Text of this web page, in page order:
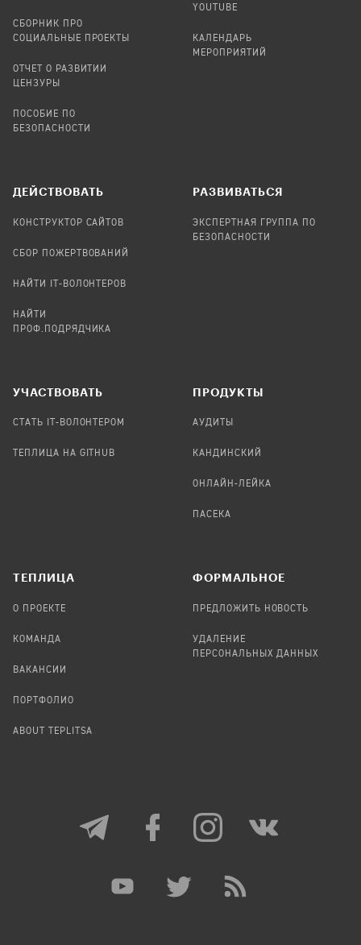
СБОРНИК ПРО
СОЦИАЛЬНЫЕ ПРОЕКТЫ
ОТЧЕТ О РАЗВИТИИ
ЦЕНЗУРЫ
ПОСОБИЕ ПО
БЕЗОПАСНОСТИ
YOUTUBE
КАЛЕНДАРЬ
МЕРОПРИЯТИЙ
ДЕЙСТВОВАТЬ
КОНСТРУКТОР САЙТОВ
СБОР ПОЖЕРТВОВАНИЙ
НАЙТИ IT-ВОЛОНТЕРОВ
НАЙТИ
ПРОФ.ПОДРЯДЧИКА
РАЗВИВАТЬСЯ
ЭКСПЕРТНАЯ ГРУППА ПО
БЕЗОПАСНОСТИ
УЧАСТВОВАТЬ
СТАТЬ IT-ВОЛОНТЕРОМ
ТЕПЛИЦА НА GITHUB
ПРОДУКТЫ
АУДИТЫ
КАНДИНСКИЙ
ОНЛАЙН-ЛЕЙКА
ПАСЕКА
TЕПЛИЦА
О ПРОЕКТЕ
КОМАНДА
ВАКАНСИИ
ПОРТФОЛИО
ABOUT TEPLITSA
ФОРМАЛЬНОЕ
ПРЕДЛОЖИТЬ НОВОСТЬ
УДАЛЕНИЕ
ПЕРСОНАЛЬНЫХ ДАННЫХ